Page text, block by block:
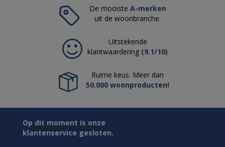
De mooiste A-merken
uit de woonbranche.
Uitstekende
klantwaardering (9.1/10)
Ruime keus. Meer dan
50.000 woonproducten!
Op dit moment is onze
klantenservice gesloten.